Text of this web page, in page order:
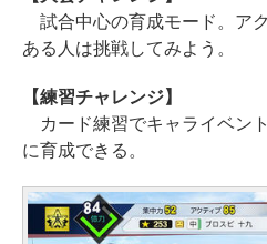
試合中心の育成モード。ア
ある人は挑戦してみよう。
【練習チャレンジ】
カード練習でキャライベン
に育成できる。